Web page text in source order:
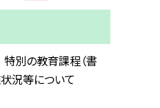
別の教育課程（書
況等について